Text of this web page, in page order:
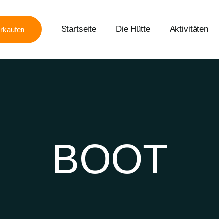
Startseite Die Hütte Aktivitäten
BOOT